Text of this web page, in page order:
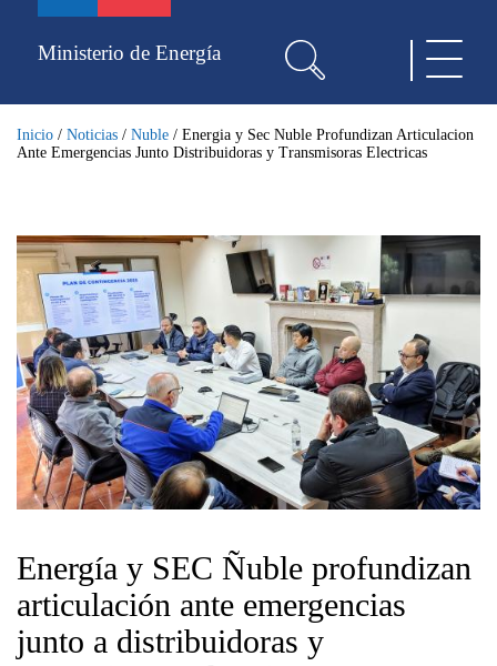
contenidoMinisterio de Energía
Inicio / Noticias / Nuble / Energia y Sec Nuble Profundizan Articulacion
Ante Emergencias Junto Distribuidoras y Transmisoras Electricas
Energía y SEC Ñuble profundizan
articulación ante emergencias
junto a distribuidoras y